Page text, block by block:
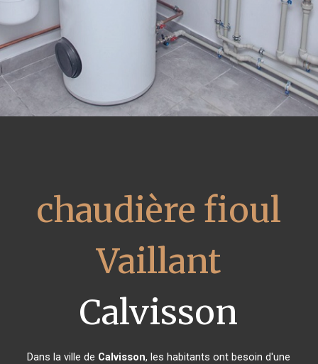
chaudière fioul
Vaillant
Calvisson
Dans la ville de Calvisson, les habitants ont besoin d'une